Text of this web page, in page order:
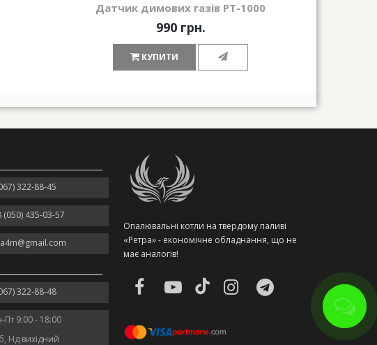
Датчик димових газів РТ-1000
990 грн.
КУПИТИ
322-88-45
(050) 435-03-57
322-88-48
Пт 9:00 - 18:00
Нд вихідний
Опалювальні котли на твердому паливі
«Ретра» - економічне обладнання, що не
має аналогів!